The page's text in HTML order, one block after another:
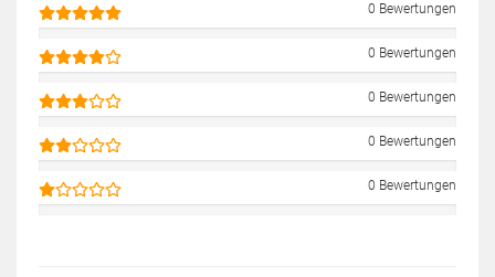
0 Bewertungen
0 Bewertungen
0 Bewertungen
0 Bewertungen
0 Bewertungen